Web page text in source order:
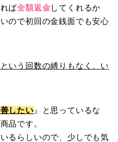
ば全額返金してくれるか
ので初回の金銭面でも安心
いう回数の縛りもなく、い
したい 』と思っているな
品です。
るらしいので、少しでも気